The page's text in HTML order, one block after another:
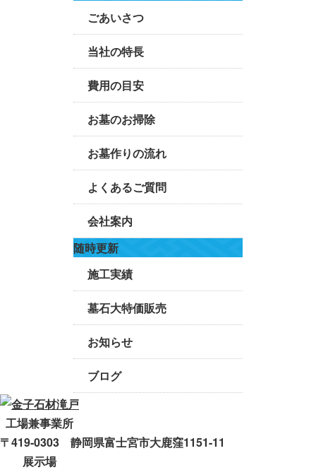
ごあいさつ
当社の特長
費用の目安
お墓のお掃除
お墓作りの流れ
よくあるご質問
会社案内
随時更新
施工実績
墓石大特価販売
お知らせ
ブログ
工場兼事業所
〒419-0303 静岡県富士宮市大鹿窪1151-11
展示場